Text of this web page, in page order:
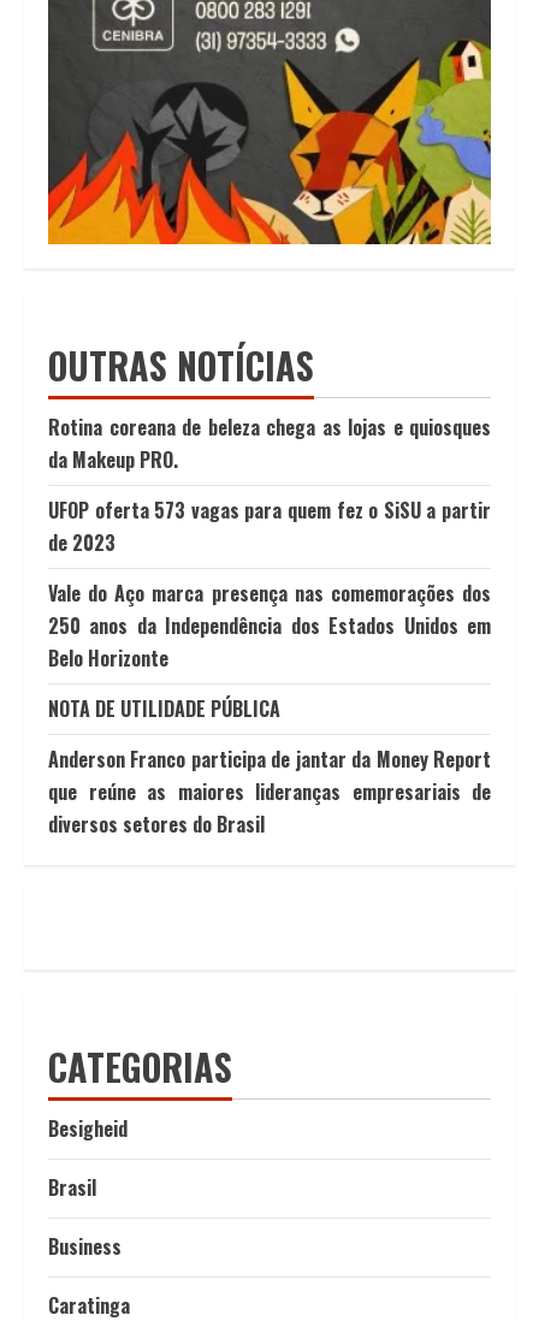
OUTRAS NOTÍCIAS
Rotina coreana de beleza chega as lojas e quiosques
da Makeup PRO.
UFOP oferta 573 vagas para quem fez o SiSU a partir
de 2023
Vale do Aço marca presença nas comemorações dos
250 anos da Independência dos Estados Unidos em
Belo Horizonte
NOTA DE UTILIDADE PÚBLICA
Anderson Franco participa de jantar da Money Report
que reúne as maiores lideranças empresariais de
diversos setores do Brasil
CATEGORIAS
Besigheid
Brasil
Business
Caratinga